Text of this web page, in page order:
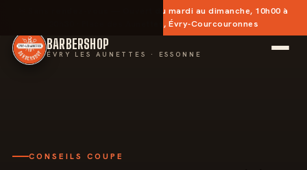
— Ouvert du mardi au dimanche, 10h00 à
20h30 · Place des Aunettes, Évry-Courcouronnes
BARBERSHOP
ÉVRY LES AUNETTES · ESSONNE
CONSEILS COUPE